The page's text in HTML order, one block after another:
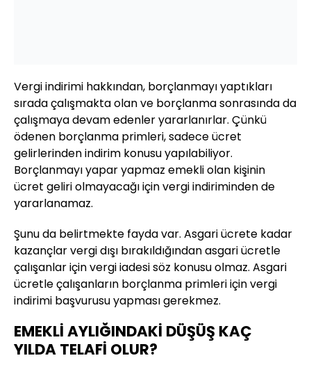
Vergi indirimi hakkından, borçlanmayı yaptıkları
sırada çalışmakta olan ve borçlanma sonrasında da
çalışmaya devam edenler yararlanırlar. Çünkü
ödenen borçlanma primleri, sadece ücret
gelirlerinden indirim konusu yapılabiliyor.
Borçlanmayı yapar yapmaz emekli olan kişinin
ücret geliri olmayacağı için vergi indiriminden de
yararlanamaz.
Şunu da belirtmekte fayda var. Asgari ücrete kadar
kazançlar vergi dışı bırakıldığından asgari ücretle
çalışanlar için vergi iadesi söz konusu olmaz. Asgari
ücretle çalışanların borçlanma primleri için vergi
indirimi başvurusu yapması gerekmez.
EMEKLİ AYLIĞINDAKİ DÜŞÜŞ KAÇ
YILDA TELAFİ OLUR?